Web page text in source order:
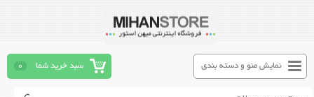
سبد خرید شما 0 نمایش منو و دسته بندی